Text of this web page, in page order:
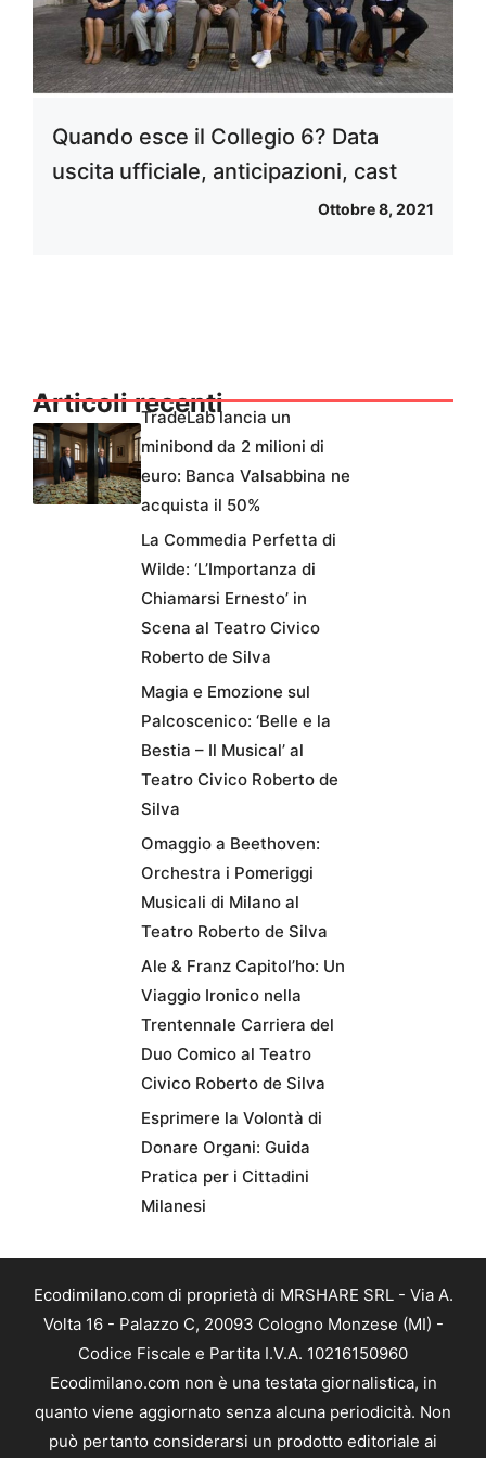
Quando esce il Collegio 6? Data
uscita ufficiale, anticipazioni, cast
Ottobre 8, 2021
Articoli recenti
TradeLab lancia un
minibond da 2 milioni di
euro: Banca Valsabbina ne
acquista il 50%
La Commedia Perfetta di
Wilde: ‘L’Importanza di
Chiamarsi Ernesto’ in
Scena al Teatro Civico
Roberto de Silva
Magia e Emozione sul
Palcoscenico: ‘Belle e la
Bestia – Il Musical’ al
Teatro Civico Roberto de
Silva
Omaggio a Beethoven:
Orchestra i Pomeriggi
Musicali di Milano al
Teatro Roberto de Silva
Ale & Franz Capitol’ho: Un
Viaggio Ironico nella
Trentennale Carriera del
Duo Comico al Teatro
Civico Roberto de Silva
Esprimere la Volontà di
Donare Organi: Guida
Pratica per i Cittadini
Milanesi
Ecodimilano.com di proprietà di MRSHARE SRL - Via A.
Volta 16 - Palazzo C, 20093 Cologno Monzese (MI) -
Codice Fiscale e Partita I.V.A. 10216150960
Ecodimilano.com non è una testata giornalistica, in
quanto viene aggiornato senza alcuna periodicità. Non
può pertanto considerarsi un prodotto editoriale ai